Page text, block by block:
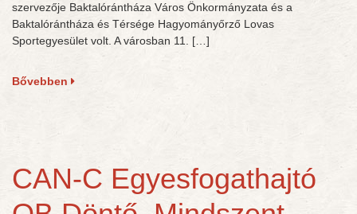
szervezője Baktalórántháza Város Önkormányzata és a
Baktalórántháza és Térsége Hagyományőrző Lovas
Sportegyesület volt. A városban 11. […]
Bővebben
CAN-C Egyesfogathajtó